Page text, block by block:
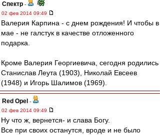
Спектр -
02 фев 2014 09:49
Валерия Карпина - с днем рождения! И чтобы в
мае - не галстук в качестве отложенного
подарка.
Кроме Валерия Георгиевича, сегодня родились
Станислав Леута (1903), Николай Евсеев
(1948) и Игорь Шалимов (1969).
Red Opel -
02 фев 2014 09:49
Ну что ж, вернется- и слава Богу.
Все при своих останутся, вроде и не было